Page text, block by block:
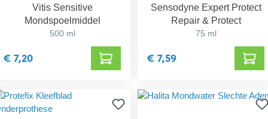
Vitis Sensitive
Mondspoelmiddel
500 ml
€ 7,20
Sensodyne Expert Protect
Repair & Protect
75 ml
€ 7,59